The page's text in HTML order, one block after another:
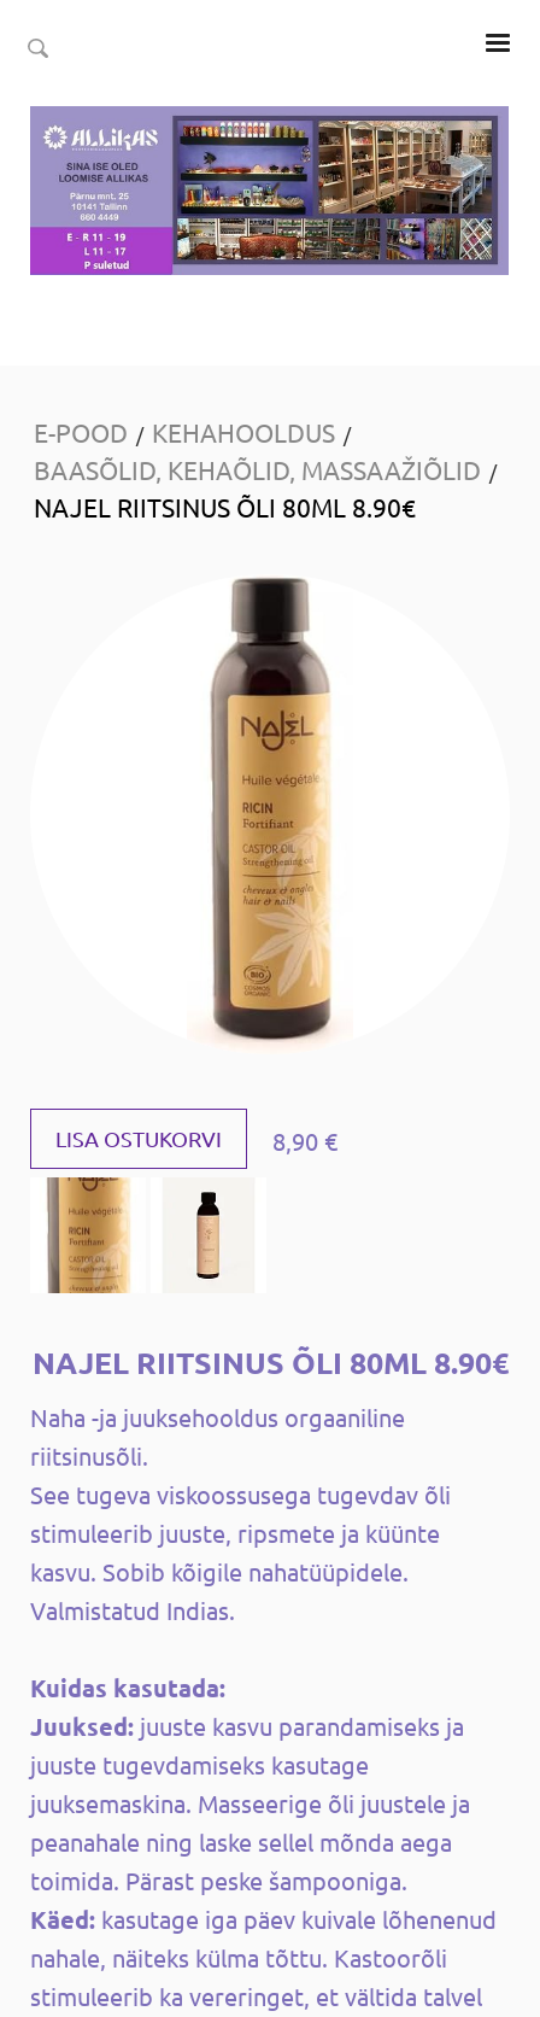
E-POOD / KEHAHOOLDUS /
BAASÕLID, KEHAÕLID, MASSAAŽIÕLID /
NAJEL RIITSINUS ÕLI 80ML 8.90€
LISA OSTUKORVI 8,90 €
NAJEL RIITSINUS ÕLI 80ML 8.90€
Naha -ja juuksehooldus orgaaniline
riitsinusõli.
See tugeva viskoossusega tugevdav õli
stimuleerib juuste, ripsmete ja küünte
kasvu. Sobib kõigile nahatüüpidele.
Valmistatud Indias.
Kuidas kasutada:
Juuksed: juuste kasvu parandamiseks ja
juuste tugevdamiseks kasutage
juuksemaskina. Masseerige õli juustele ja
peanahale ning laske sellel mõnda aega
toimida. Pärast peske šampooniga.
Käed: kasutage iga päev kuivale lõhenenud
nahale, näiteks külma tõttu. Kastoorõli
stimuleerib ka vereringet, et vältida talvel